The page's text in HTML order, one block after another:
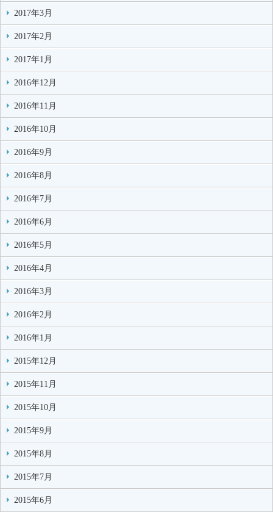
2017年3月
2017年2月
2017年1月
2016年12月
2016年11月
2016年10月
2016年9月
2016年8月
2016年7月
2016年6月
2016年5月
2016年4月
2016年3月
2016年2月
2016年1月
2015年12月
2015年11月
2015年10月
2015年9月
2015年8月
2015年7月
2015年6月